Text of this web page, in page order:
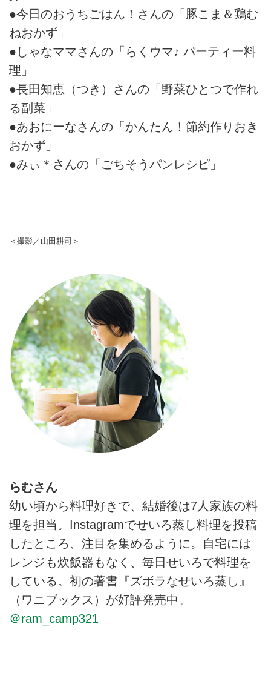
●今日のおうちごはん！さんの「豚こま＆鶏む
ねおかず」
●しゃなママさんの「らくウマ♪ パーティー料
理」
●長田知恵（つき）さんの「野菜ひとつで作れ
る副菜」
●あおにーなさんの「かんたん！節約作りおき
おかず」
●みぃ＊さんの「ごちそうパンレシピ」
＜撮影／山田耕司＞
らむさん
幼い頃から料理好きで、結婚後は7人家族の料
理を担当。Instagramでせいろ蒸し料理を投稿
したところ、注目を集めるように。自宅には
レンジも炊飯器もなく、毎日せいろで料理を
している。初の著書『ズボラなせいろ蒸し』
（ワニブックス）が好評発売中。
＠ram_camp321